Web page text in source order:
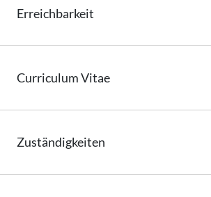
Erreichbarkeit
CurriculumVitae
Zuständigkeiten